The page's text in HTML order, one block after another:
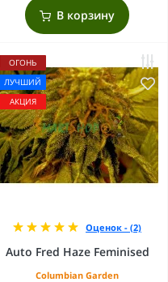
В корзину
ОГОНЬ
ЛУЧШИЙ
АКЦИЯ
Оценок - (2)
Auto Fred Haze Feminised
Columbian Garden